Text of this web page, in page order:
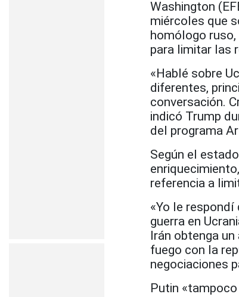
Washington
miércoles que
homólogo
para limitar las
«Hablé sobre
diferentes,
conversación.
indicó Trump
del programa
Según el
referencia a
«Yo le
guerra en
Irán obtenga
fuego con la
negociaciones
Putin